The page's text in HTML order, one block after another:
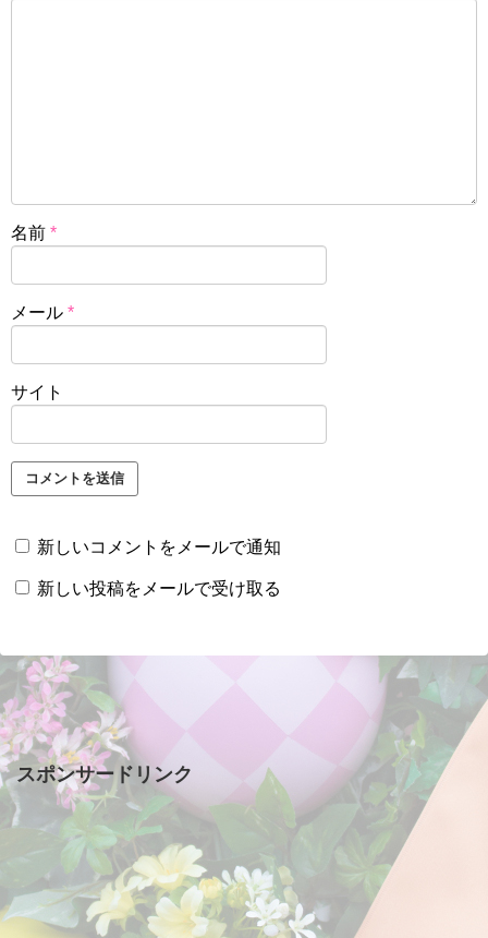
名前 *
メール *
サイト
新しいコメントをメールで通知
新しい投稿をメールで受け取る
スポンサードリンク